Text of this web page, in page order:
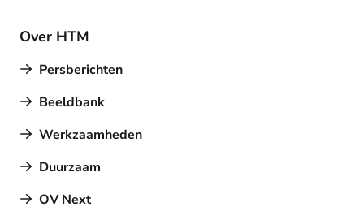
Over HTM
Persberichten
Beeldbank
Werkzaamheden
Duurzaam
OV Next